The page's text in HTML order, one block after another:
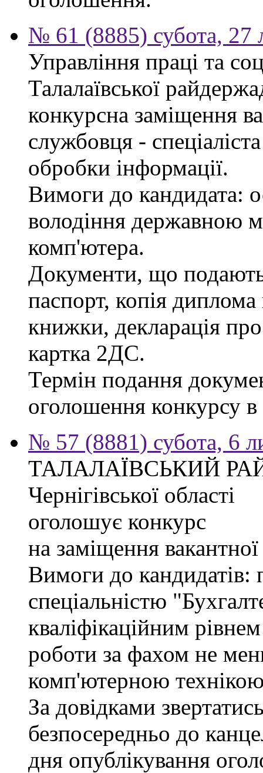
№ 61 (8885) субота, 27
Управління праці та
Талалаївської
конкурсна заміщення
службовця -
обробки інформації.
Вимоги до кандидата:
володіння державною
комп'ютера.
Документи, що
паспорт, копія диплома
книжки, декларація
картка 2ДС.
Термін подання
оголошення конкурсу в
№ 57 (8881) субота, 6
ТАЛАЛАЇВСЬКИЙ
Чернігівської області
оголошує конкурс
на заміщення
Вимоги до кандидатів:
спеціальністю
кваліфікаційним
роботи за фахом не
комп'ютерною
За довідками
безпосередньо до
дня опублікування